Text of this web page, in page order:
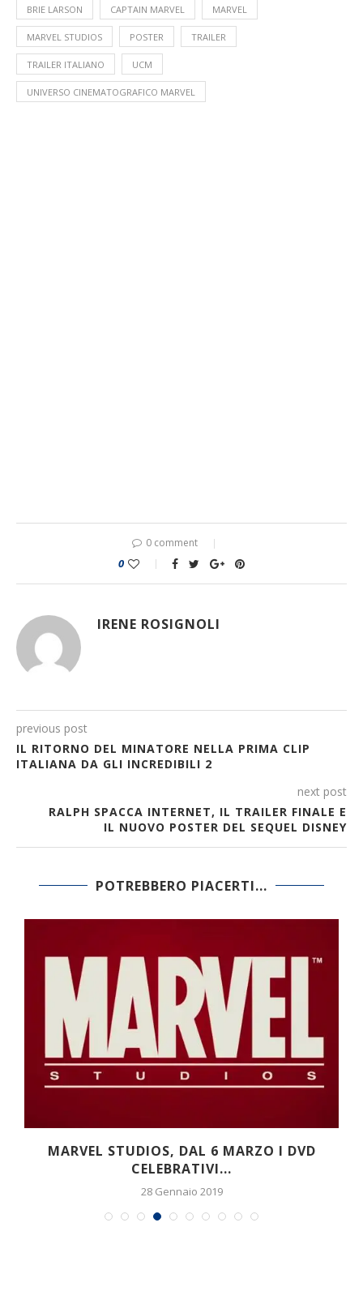
BRIE LARSON CAPTAIN MARVEL MARVEL
MARVEL STUDIOS POSTER TRAILER
TRAILER ITALIANO UCM
UNIVERSO CINEMATOGRAFICO MARVEL
0 comment
0
IRENE ROSIGNOLI
previous post
IL RITORNO DEL MINATORE NELLA PRIMA CLIP
ITALIANA DA GLI INCREDIBILI 2
next post
RALPH SPACCA INTERNET, IL TRAILER FINALE E
IL NUOVO POSTER DEL SEQUEL DISNEY
POTREBBERO PIACERTI...
MARVEL STUDIOS, DAL 6 MARZO I DVD
CELEBRATIVI...
28 Gennaio 2019